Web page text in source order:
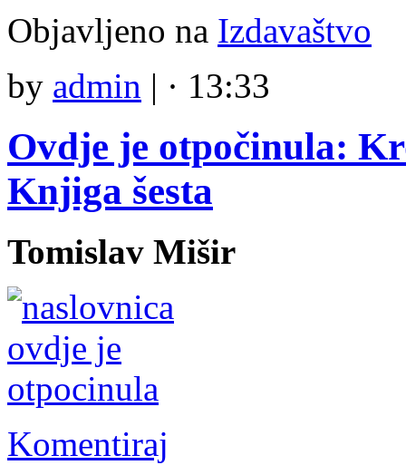
Objavljeno na Izdavaštvo
by admin | · 13:33
Ovdje je otpočinula:
Knjiga šesta
Tomislav Mišir
Komentiraj